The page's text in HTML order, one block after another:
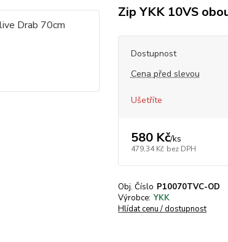
Zip YKK 10VS
Dostupnost
Cena před slevou
Ušetříte
580 Kč/ks
479,34 Kč bez DPH
Obj. Číslo P10070TVC-OD
Výrobce: YKK
Hlídat cenu / dostupnost